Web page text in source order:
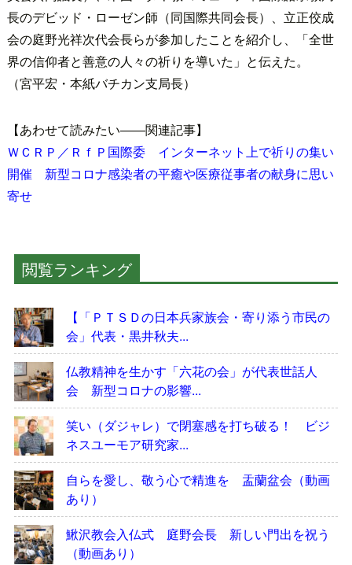
長のデビッド・ローゼン師（同国際共同会長）、立正佼成
会の庭野光祥次代会長らが参加したことを紹介し、「全世
界の信仰者と善意の人々の祈りを導いた」と伝えた。
（宮平宏・本紙バチカン支局長）
【あわせて読みたい――関連記事】
ＷＣＲＰ／ＲｆＰ国際委 インターネット上で祈りの集い
開催 新型コロナ感染者の平癒や医療従事者の献身に思い
寄せ
閲覧ランキング
【「ＰＴＳＤの日本兵家族会・寄り添う市民の
会」代表・黒井秋夫...
仏教精神を生かす「六花の会」が代表世話人
会 新型コロナの影響...
笑い（ダジャレ）で閉塞感を打ち破る！ ビジ
ネスユーモア研究家...
自らを愛し、敬う心で精進を 盂蘭盆会（動画
あり）
鰍沢教会入仏式 庭野会長 新しい門出を祝う
（動画あり）